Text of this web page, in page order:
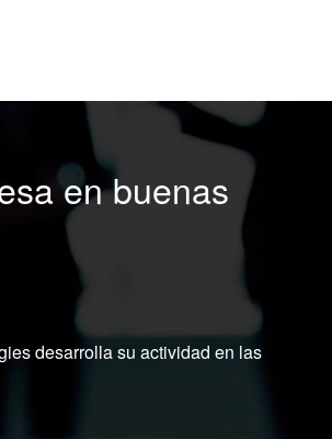
en buenas
desarrolla su actividad en las